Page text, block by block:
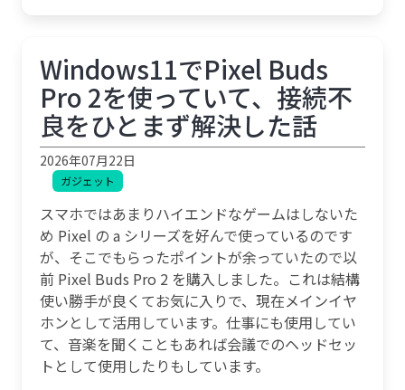
Windows11でPixel Buds
Pro 2を使っていて、接続不
良をひとまず解決した話
2026年07月22日
ガジェット
スマホではあまりハイエンドなゲームはしないた
め Pixel の a シリーズを好んで使っているのです
が、そこでもらったポイントが余っていたので以
前 Pixel Buds Pro 2 を購入しました。これは結構
使い勝手が良くてお気に入りで、現在メインイヤ
ホンとして活用しています。仕事にも使用してい
て、音楽を聞くこともあれば会議でのヘッドセッ
トとして使用したりもしています。